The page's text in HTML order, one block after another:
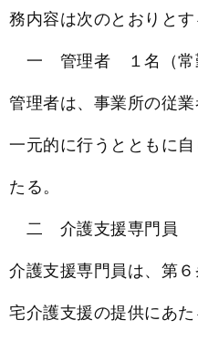
務内容は次のとおりとす
一 管理者 １名（常
管理者は、事業所の従
一元的に行うとともに
たる。
二 介護支援専門員
介護支援専門員は、第
宅介護支援の提供にあた